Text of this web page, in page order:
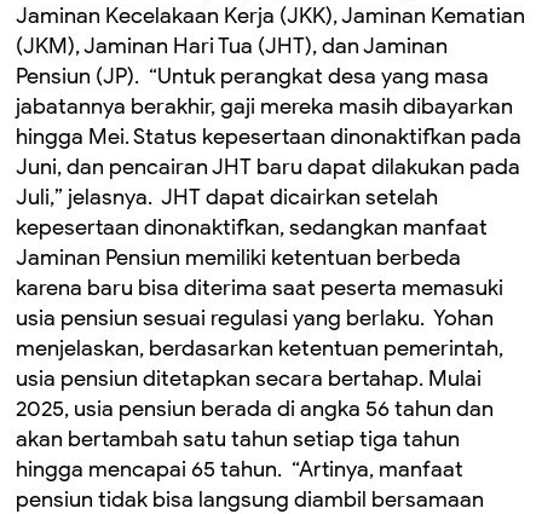
Jaminan Kecelakaan Kerja (JKK), Jaminan Kematian
(JKM), Jaminan Hari Tua (JHT), dan Jaminan
Pensiun (JP). ‎ ‎“Untuk perangkat desa yang masa
jabatannya berakhir, gaji mereka masih dibayarkan
hingga Mei. Status kepesertaan dinonaktifkan pada
Juni, dan pencairan JHT baru dapat dilakukan pada
Juli,” jelasnya. ‎ ‎JHT dapat dicairkan setelah
kepesertaan dinonaktifkan, sedangkan manfaat
Jaminan Pensiun memiliki ketentuan berbeda
karena baru bisa diterima saat peserta memasuki
usia pensiun sesuai regulasi yang berlaku. ‎ ‎Yohan
menjelaskan, berdasarkan ketentuan pemerintah,
usia pensiun ditetapkan secara bertahap. Mulai
2025, usia pensiun berada di angka 56 tahun dan
akan bertambah satu tahun setiap tiga tahun
hingga mencapai 65 tahun. ‎ ‎“Artinya, manfaat
pensiun tidak bisa langsung diambil bersamaan